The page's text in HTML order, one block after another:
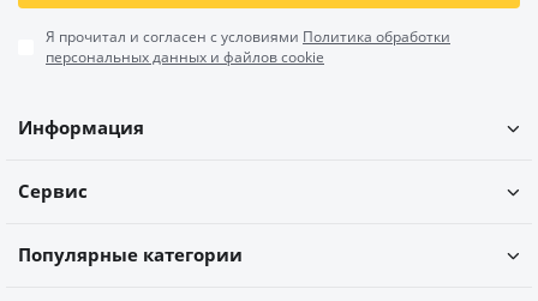
Я прочитал и согласен с условиями Политика обработки
персональных данных и файлов cookie
Информация
Сервис
Популярные категории